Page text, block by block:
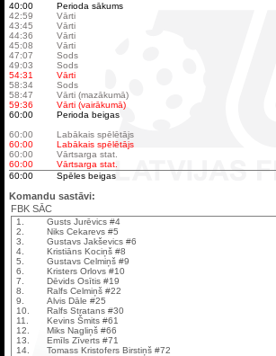
40:00
Perioda sākums
42:59
Vārti
43:45
Vārti
44:36
Vārti
45:08
Vārti
47:07
Sods
49:03
Sods
54:31
Vārti
58:34
Sods
58:47
Vārti (mazākumā)
59:36
Vārti (vairākumā)
60:00
Perioda beigas
60:00
Labākais spēlētājs
60:00
Labākais spēlētājs
60:00
Vārtsarga stat.
60:00
Vārtsarga stat.
60:00
Spēles beigas
Komandu sastāvi:
FBK SĀC
1.
Gusts Jurēvics #4
2.
Niks Cekarevs #5
3.
Gustavs Jakševics #6
4.
Kristiāns Kociņš #8
5.
Gustavs Celmiņš #9
6.
Kristers Orlovs #10
7.
Dēvids Osītis #19
8.
Ralfs Celmiņš #22
9.
Alvis Dāle #25
10.
Ralfs Stratans #30
11.
Kevins Šmits #61
12.
Miks Nagliņš #66
13.
Emīls Zīverts #71
14.
Tomass Kristofers Birstiņš #72